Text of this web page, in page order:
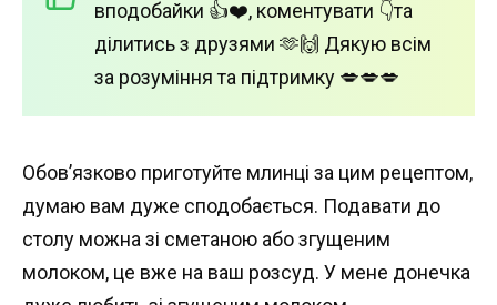
вподобайки 👍❤️, коментувати 👇та
ділитись з друзями 🫶🙌 Дякую всім
за розуміння та підтримку 💋💋💋
Обов’язково приготуйте млинці за цим рецептом,
думаю вам дуже сподобається. Подавати до
столу можна зі сметаною або згущеним
молоком, це вже на ваш розсуд. У мене донечка